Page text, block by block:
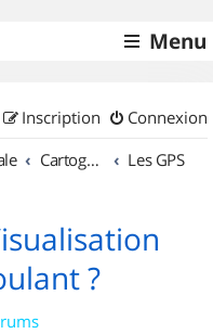
Menu
Connexion
Inscription
Cartographie et GPS Les GPS
?